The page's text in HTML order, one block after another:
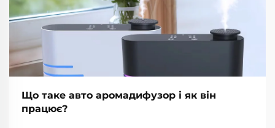
Що таке авто аромадифузор і як він
працює?